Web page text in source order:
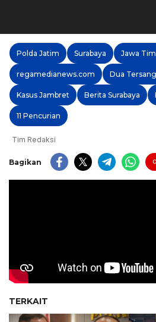
Polda Jatim Surabaya Jawa
regamedianews.com Dua
Kasus Jambret Berita Surabaya
11 Pencurian
Tim Redaksi
Bagikan
TERKAIT